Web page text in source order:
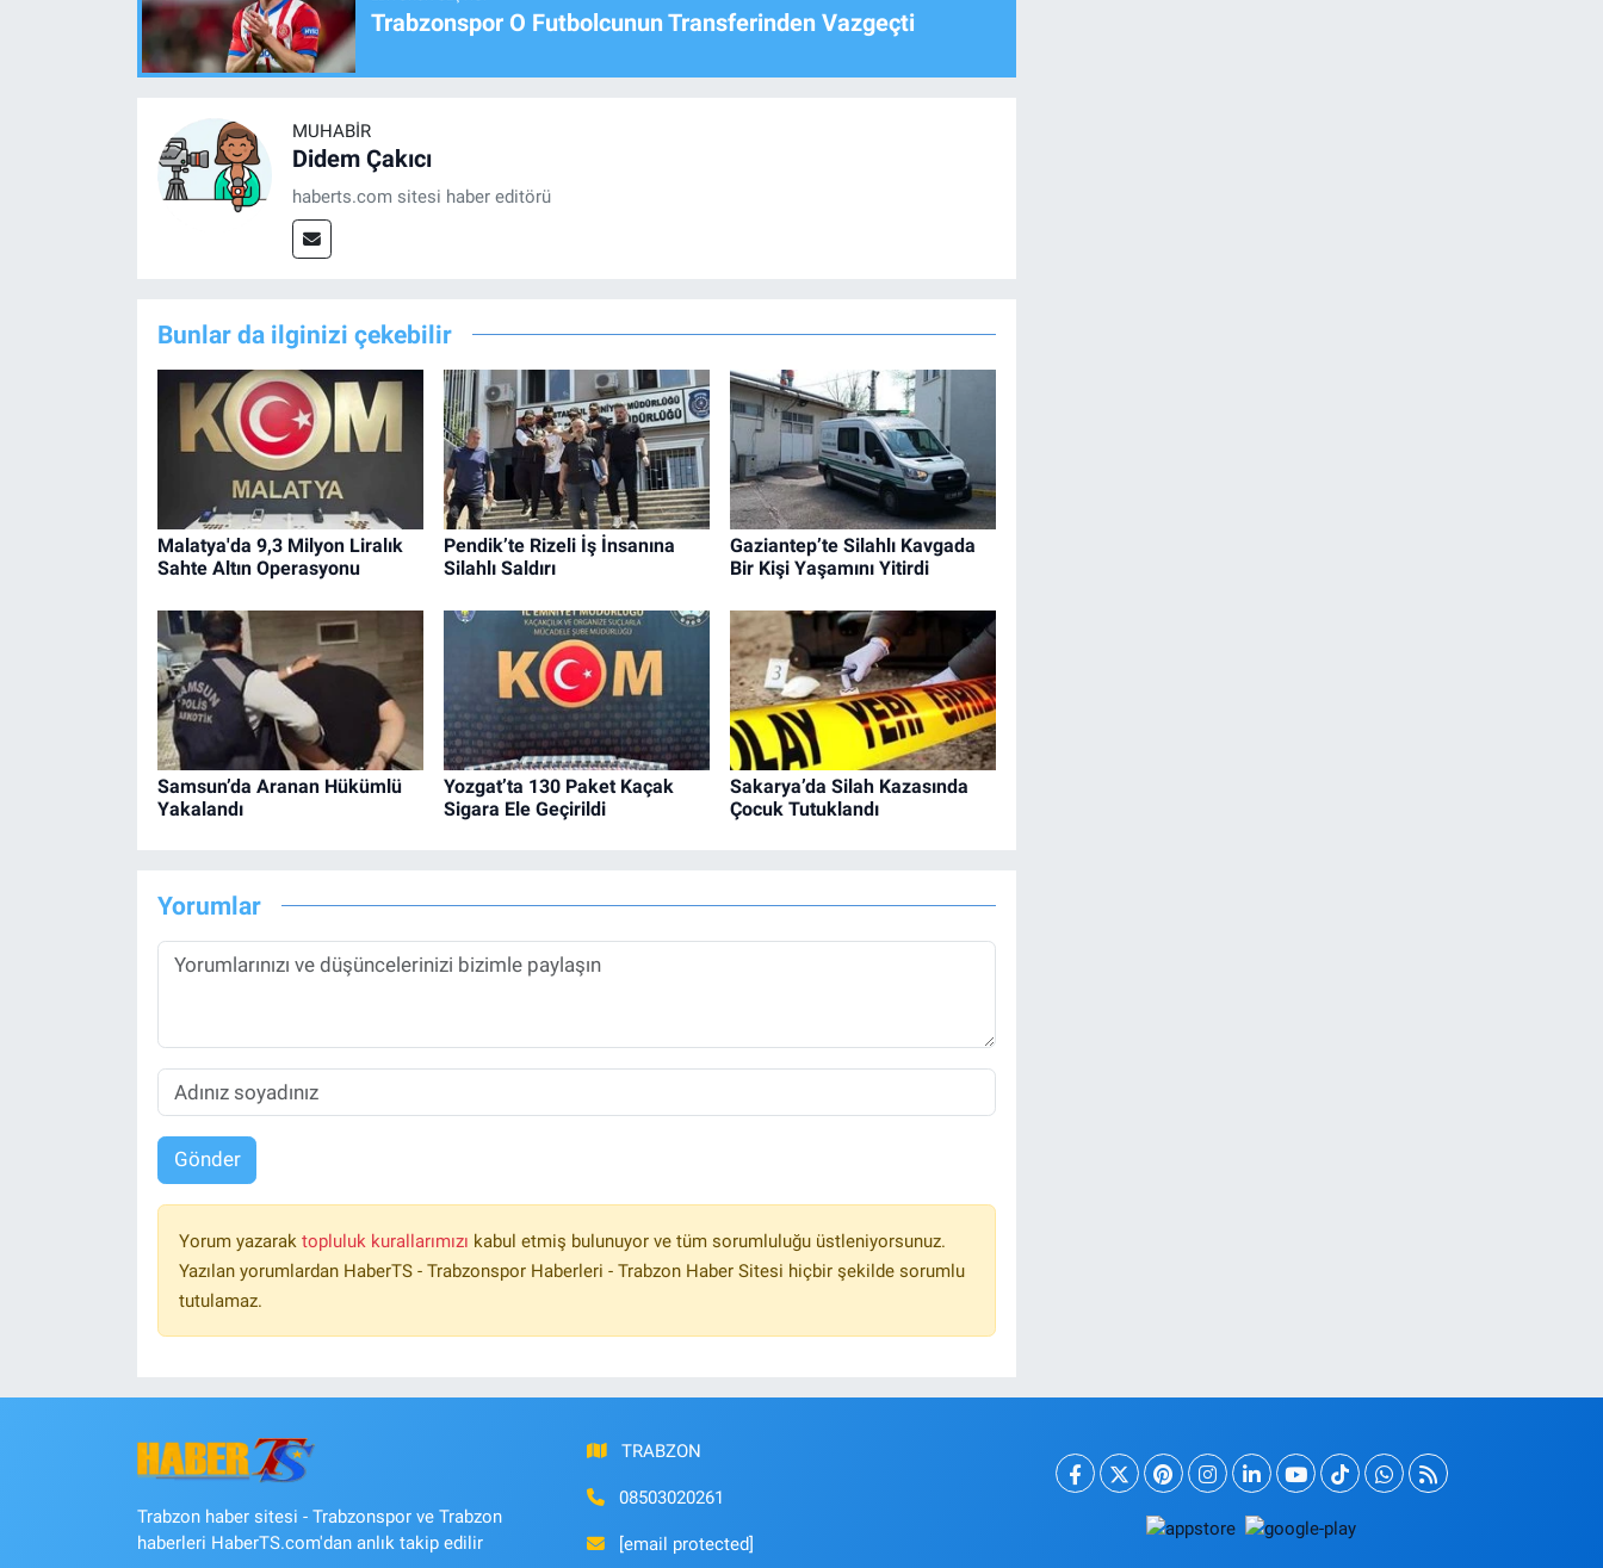
Trabzonspor O Futbolcunun Transferinden Vazgeçti
MUHABIR
Didem Çakıcı
haberts.com sitesi haber editörü
Bunlar da ilginizi çekebilir
Malatya'da 9,3 Milyon Liralık
Sahte Altın Operasyonu
Pendik’te Rizeli İş İnsanına
Silahlı Saldırı
Gaziantep’te Silahlı Kavgada
Bir Kişi Yaşamını Yitirdi
Samsun’da Aranan Hükümlü
Yakalandı
Yozgat’ta 130 Paket Kaçak
Sigara Ele Geçirildi
Sakarya’da Silah Kazasında
Çocuk Tutuklandı
Yorumlar
Gönder
Yorum yazarak topluluk kurallarımızı kabul etmiş bulunuyor ve tüm sorumluluğu üstleniyorsunuz.
Yazılan yorumlardan HaberTS - Trabzonspor Haberleri - Trabzon Haber Sitesi hiçbir şekilde sorumlu
tutulamaz.
Trabzon haber sitesi - Trabzonspor ve Trabzon
haberleri HaberTS.com'dan anlık takip edilir
TRABZON
08503020261
[email protected]